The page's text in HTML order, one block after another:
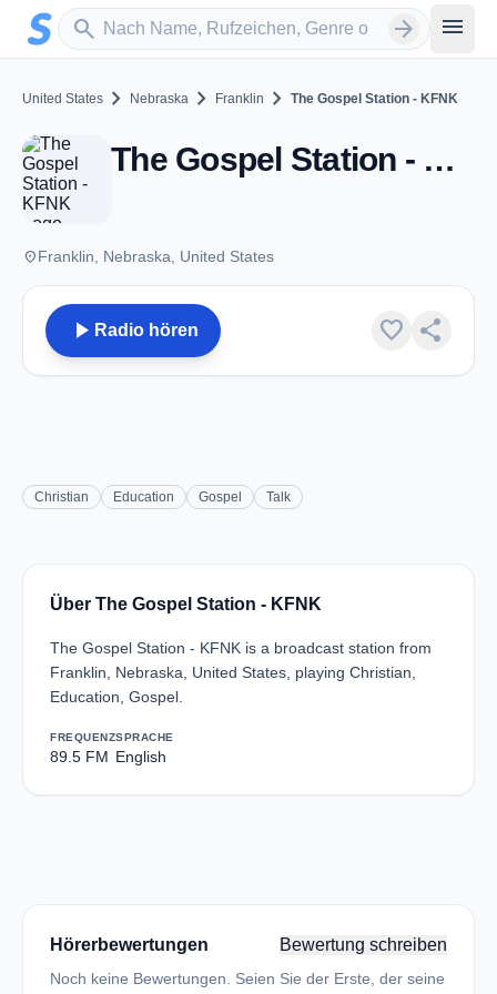
Zum Hauptinhalt springen
search
Sender suchen arrow_forward menu
United States chevron_right Nebraska chevron_right Franklin chevron_right The Gospel Station - KFNK
The Gospel Station - KFNK - FM 89.5 - Franklin, NE
placeFranklin, Nebraska, United States
play_arrow Radio hören favorite share
Christian Education Gospel Talk
Über The Gospel Station - KFNK
The Gospel Station - KFNK is a broadcast station from
Franklin, Nebraska, United States, playing Christian,
Education, Gospel.
FREQUENZ
89.5 FM
SPRACHE
English
Hörerbewertungen Bewertung schreiben
Noch keine Bewertungen. Seien Sie der Erste, der seine